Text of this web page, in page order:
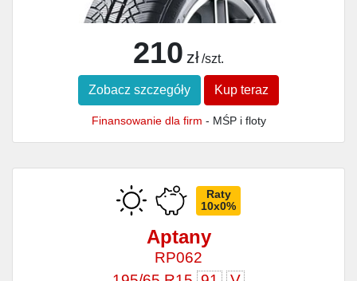
210 zł /szt.
Zobacz szczegóły Kup teraz
Finansowanie dla firm - MŚP i floty
Raty
10x0%
Aptany
RP062